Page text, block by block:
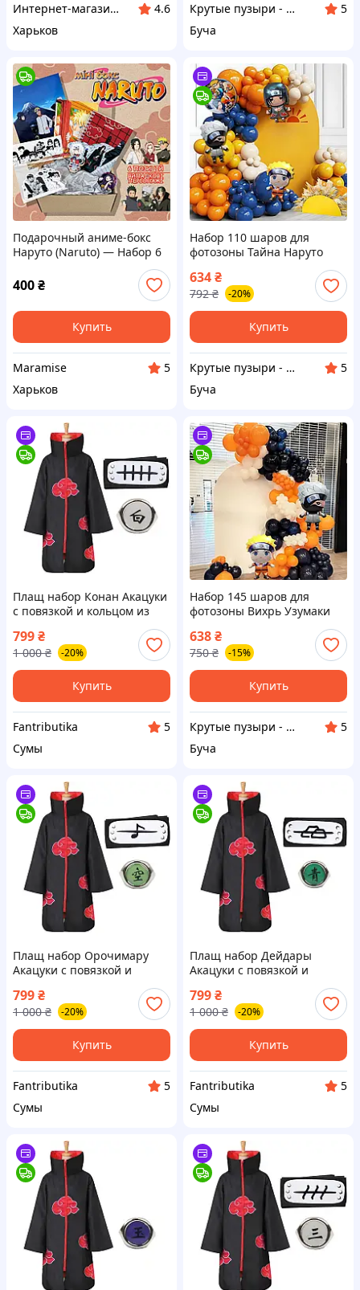
Интернет-магазин "Mark i Box"
4.6
Харьков
Крутые пузыри - праздник на максимум
5
Буча
Подарочный аниме-бокс
Наруто (Naruto) — Набор 6
400₴
Купить
Maramise
5
Харьков
Набор 110 шаров для
фотозоны Тайна Наруто
634₴
792 ₴ -20%
Купить
Крутые пузыри - праздник на максимум
5
Буча
Плащ набор Конан Акацуки
с повязкой и кольцом из
аниме Наруто Ураганные
Хроники
799₴
1 000 ₴ -20%
Купить
Fantributika
5
Сумы
Набор 145 шаров для
фотозоны Вихрь Узумаки
черный
638₴
750 ₴ -15%
Купить
Крутые пузыри - праздник на максимум
5
Буча
Плащ набор Орочимару
Акацуки с повязкой и
кольцом из аниме Наруто
Ураганные Хроники
799₴
1 000 ₴ -20%
Купить
Fantributika
5
Сумы
Плащ набор Дейдары
Акацуки с повязкой и
кольцом из аниме Наруто
Ураганные Хроники
799₴
1 000 ₴ -20%
Купить
Fantributika
5
Сумы